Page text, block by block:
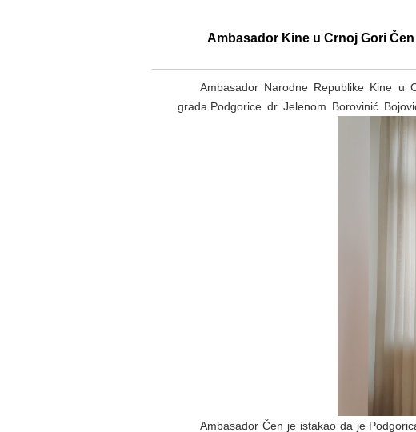
Ambasador Kine u Crnoj Gori
Ambasador Narodne Republike Kine u
grada Podgorice dr Jelenom Borovinić
Ambasador Čen je istakao da je